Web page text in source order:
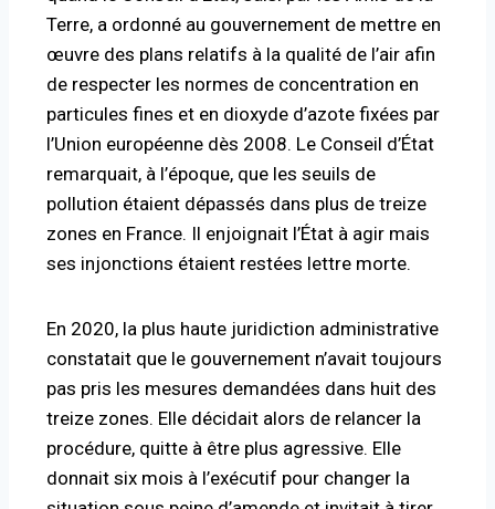
Terre, a ordonné au gouvernement de mettre en
œuvre des plans relatifs à la qualité de l’air afin
de respecter les normes de concentration en
particules fines et en dioxyde d’azote fixées par
l’Union européenne dès 2008. Le Conseil d’État
remarquait, à l’époque, que les seuils de
pollution étaient dépassés dans plus de treize
zones en France. Il enjoignait l’État à agir mais
ses injonctions étaient restées lettre morte.
En 2020, la plus haute juridiction administrative
constatait que le gouvernement n’avait toujours
pas pris les mesures demandées dans huit des
treize zones. Elle décidait alors de relancer la
procédure, quitte à être plus agressive. Elle
donnait six mois à l’exécutif pour changer la